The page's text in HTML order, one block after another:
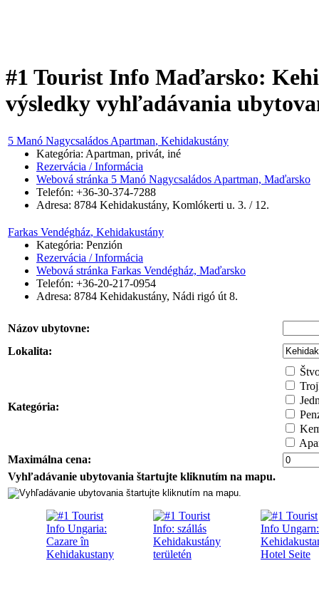
#1 Tourist Info Maďarsko:
výsledky vyhľadávania
5 Manó Nagycsaládos Apartman, Kehidakustány
Kategória: Apartman, privát, iné
Rezervácia / Informácia
Webová stránka 5 Manó Nagycsaládos Apartman, Maďarsko
Telefón: +36-30-374-7288
Adresa: 8784 Kehidakustány, Komlókerti u. 3. / 12.
Farkas Vendégház, Kehidakustány
Kategória: Penzión
Rezervácia / Informácia
Webová stránka Farkas Vendégház, Maďarsko
Telefón: +36-20-217-0954
Adresa: 8784 Kehidakustány, Nádi rigó út 8.
Názov ubytovne:
Lokalita:
Kategória:
Maximálna cena:
Vyhľadávanie ubytovania štartujte kliknutím na mapu.